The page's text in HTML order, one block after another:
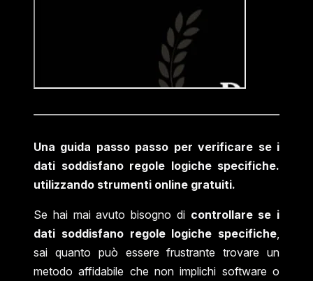
Una guida passo passo per verificare se i
dati soddisfano regole logiche specifiche.
utilizzando strumenti online gratuiti.
Se hai mai avuto bisogno di controllare se i
dati soddisfano regole logiche specifiche
sai quanto può essere frustrante trovare un
metodo affidabile che non implichi software o